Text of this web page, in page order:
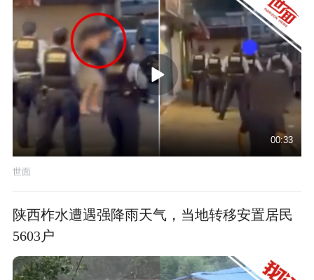
00:33
世面
陕西柞水遭遇强降雨天气，当地转移安置居民
5603户